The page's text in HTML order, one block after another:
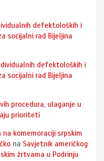
defektoloških i
socijalni rad Bijeljina
defektoloških i
socijalni rad Bijeljina
procedura, ulaganje u
prioriteti
komemoraciji srpskim
na Savjetnik američkog
žrtvama u Podrinju